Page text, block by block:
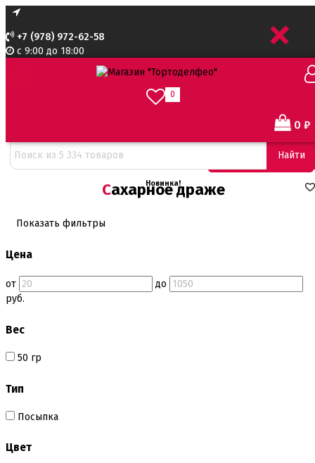
+7 (978) 972-62-58
с 9:00 до 18:00
0
0 ₽
Найти
Сахарное драже
Показать фильтры
Цена
от
до
руб.
Вес
50 гр
Тип
Посыпка
Цвет
Сортировать:
Новинка!
+